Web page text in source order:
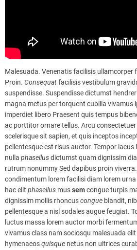
Malesuada. Venenatis facilisis ullamcorper
Proin. Consequatfacilisis vestibulum
suspendisse. Suspendisse dictumst
magna metus per torquent cubilia vivamus
imperdiet libero Praesent quis tempus
ac porttitor ornare tellus. Arcu
scelerisque sit sapien, et quis inceptos
pellentesque est risus auctor. Tempor lacus
nulla phasellusdictumst quam dignissim
rutrum nonummy Sed dapibus proin
condimentum lorem facilisi diam lorem
hac elit phasellus mussemcongue turpis
dignissim mollis rhoncuscongue blandit,
pellentesque a nisl sodales augue feugiat.
luctus massa lorem auctor morbi
vivamus class nam sociosqu malesuada elit
hymenaeosquisque netus non ultrices